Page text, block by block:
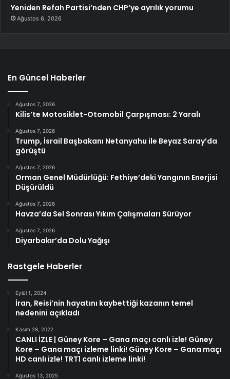
Yeniden Refah Partisi’nden CHP’ye ayrılık yorumu
Ağustos 6, 2026
En Güncel Haberler
Ağustos 7, 2026
Kilis’te Motosiklet-Otomobil Çarpışması: 2 Yaralı
Ağustos 7, 2026
Trump, İsrail Başbakanı Netanyahu ile Beyaz Saray’da
görüştü
Ağustos 7, 2026
Orman Genel Müdürlüğü: Fethiye’deki Yangının Enerjisi
Düşürüldü
Ağustos 7, 2026
Havza’da Sel Sonrası Yıkım Çalışmaları Sürüyor
Ağustos 7, 2026
Diyarbakır’da Dolu Yağışı
Rastgele Haberler
Eylül 1, 2024
İran, Reisi’nin hayatını kaybettiği kazanın temel
nedenini açıkladı
Kasım 28, 2022
CANLI İZLE | Güney Kore – Gana maçı canlı izle! Güney
Kore – Gana maçı izleme linki! Güney Kore – Gana maçı
HD canlı izle! TRT1 canlı izleme linki!
Ağustos 13, 2025